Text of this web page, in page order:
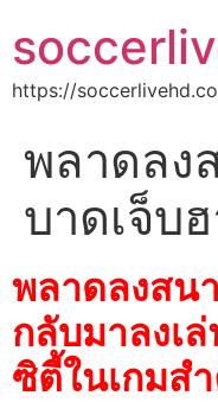
https://
พลาดลง
บาดเจ็บ
พลาดลงสน
กลับมาลงเ
ซิตี้ในเกมส